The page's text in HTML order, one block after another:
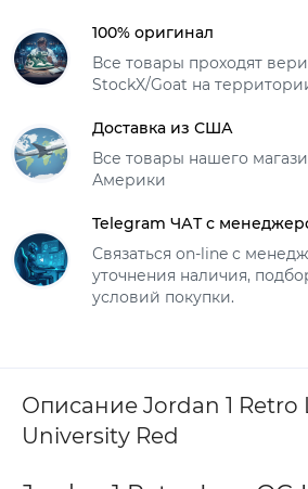
100% оригинал
Все товары проходят
StockX/Goat на
Доставка из США
Все товары нашего
Америки
Telegram ЧАТ с
Связаться on-line с
уточнения наличия,
условий покупки.
Описание Jordan 1 Retro
University Red